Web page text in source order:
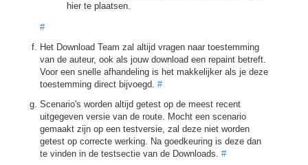
hier te plaatsen.
#
Het Download Team zal altijd vragen naar toestemming
van de auteur, ook als jouw download een repaint betreft.
Voor een snelle afhandeling is het makkelijker als je deze
toestemming direct bijvoegd. #
Scenario's worden altijd getest op de meest recent
uitgegeven versie van de route. Mocht een scenario
gemaakt zijn op een testversie, zal deze niet worden
getest op correcte werking. Na goedkeuring is deze dan
te vinden in de testsectie van de Downloads. #